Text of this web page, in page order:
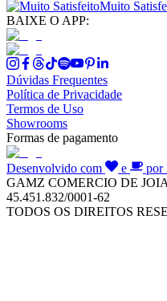
Muito
BAIXE O APP:
Dúvidas Frequentes
Política de Privacidade
Termos de Uso
Showrooms
Formas de pagamento
Desenvolvido com e
por
GAMZ COMERCIO DE
45.451.832/0001-62
TODOS OS DIREITOS